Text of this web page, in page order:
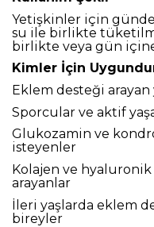
Yetişkinler için günde
su ile birlikte
birlikte veya gün
Kimler İçin
Eklem desteği
Sporcular ve aktif
Glukozamin ve
isteyenler
Kolajen ve
arayanlar
İleri yaşlarda eklem
bireyler